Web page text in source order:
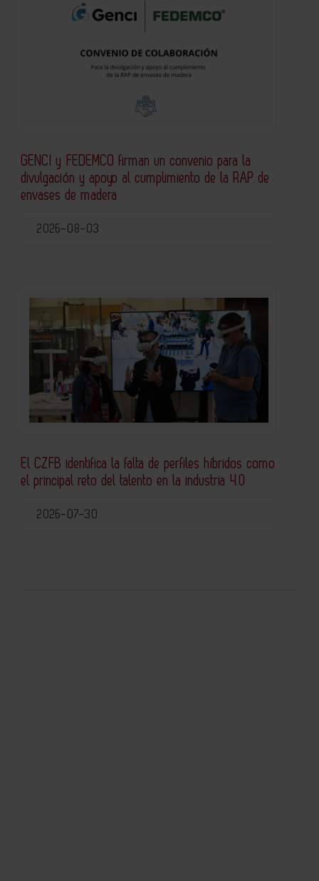
GENCI y FEDEMCO firman un convenio para la
divulgación y apoyo al cumplimiento de la RAP de
envases de madera
2026-08-03
El CZFB identifica la falta de perfiles híbridos como
el principal reto del talento en la industria 4.0
2026-07-30